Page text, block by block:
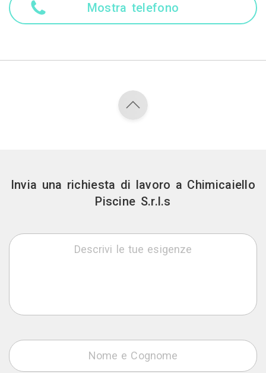
Mostra telefono
Invia una richiesta di lavoro a Chimicaiello
Piscine S.r.l.s